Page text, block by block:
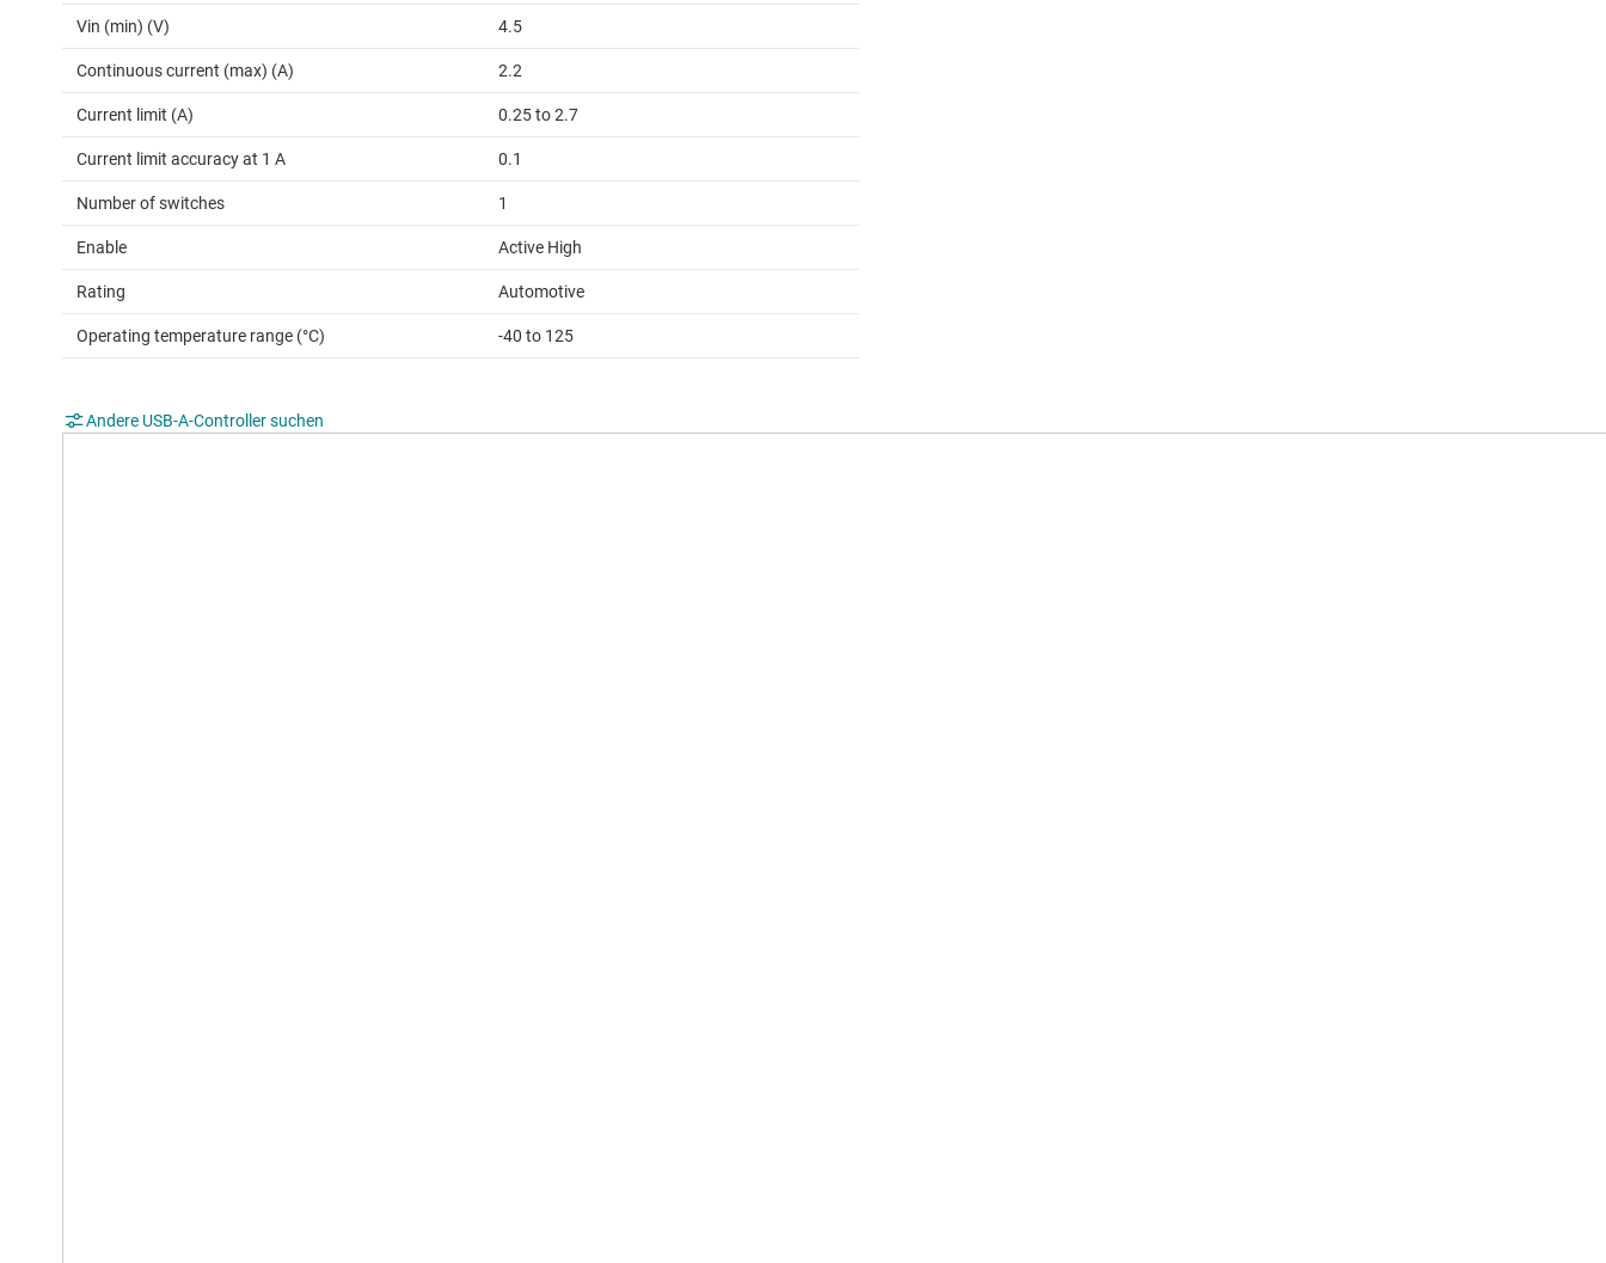
Vin (min) (V) 4.5
Continuous current (max) (A) 2.2
Current limit (A) 0.25 to 2.7
Current limit accuracy at 1 A 0.1
Number of switches 1
Enable Active High
Rating Automotive
Operating temperature range (°C) -40 to 125
Andere USB-A-Controller suchen